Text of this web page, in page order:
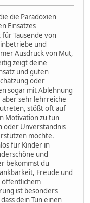
die Paradoxien
Einsatzes
Tausende von
und
Ausdruck von Mut,
zeigt deine
und guten
oder
sogar mit Ablehnung
sehr lehrreiche
stößt oft auf
Motivation zu tun
oder Unverständnis
möchte.
für Kinder in
und
bekommst du
Freude und
öffentlichem
ist besonders
dein Tun einen